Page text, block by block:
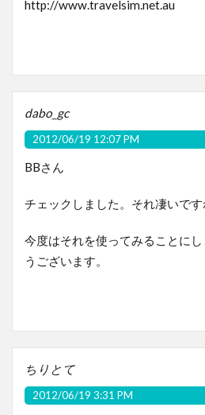
http://www.travelsim.net.au
dabo_gc
2012/06/19 12:07 PM
BBさん
チェックしました。それ凄いです
今度はそれを使ってみることに
うございます。
ちりとて
2012/06/19 3:31 PM